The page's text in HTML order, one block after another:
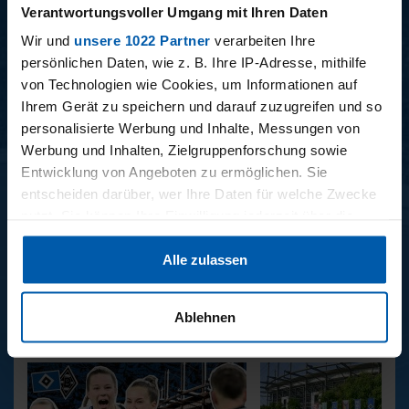
Verantwortungsvoller Umgang mit Ihren Daten
Wir und unsere 1022 Partner verarbeiten Ihre
persönlichen Daten, wie z. B. Ihre IP-Adresse, mithilfe
von Technologien wie Cookies, um Informationen auf
Ihrem Gerät zu speichern und darauf zuzugreifen und so
personalisierte Werbung und Inhalte, Messungen von
Werbung und Inhalten, Zielgruppenforschung sowie
Entwicklung von Angeboten zu ermöglichen. Sie
entscheiden darüber, wer Ihre Daten für welche Zwecke
Cookie-Erklärung oder durch Klicken auf das Privacy
Trigger Symbol ändern oder widerrufen
Ihr Gerät durch aktives Scannen nach bestimmten
Merkmalen (Fingerprinting) identifizieren
Alle zulassen
Ablehnen
BUNDESLIGA SAISON 2025/2026
BAYER LEVERKUSEN -
HAMBURGER SV
FREIBURG
REPORTAGEN